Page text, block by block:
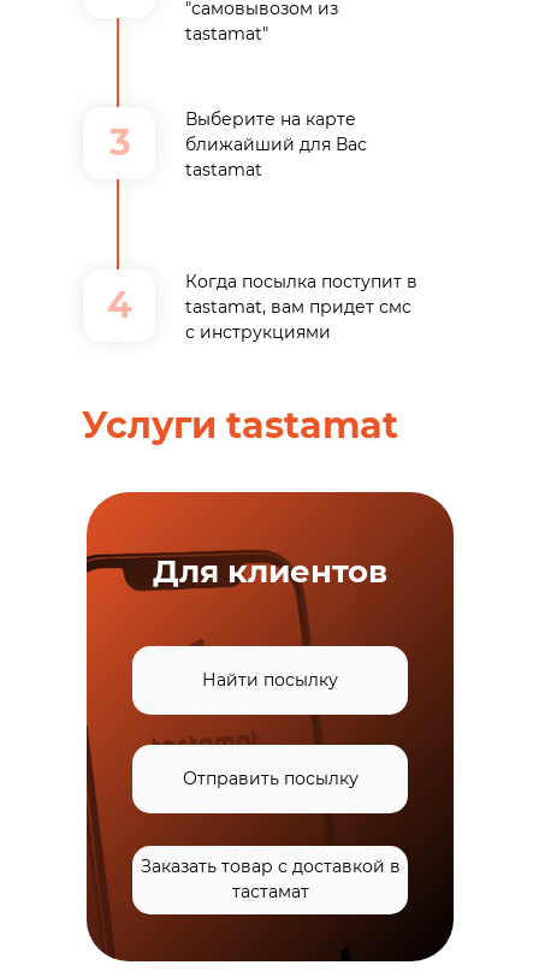
Выберите на карте
ближайший для Вас
tastamat
3
"самовывозом из
tastamat"
Когда посылка поступит в
tastamat, вам придет смс
с инструкциями
4
При оформлении заказа
в Aliexpress впишите
Скопируйте 6-значный
индекс терминала
tastamat
Найдите на карте
Когда посылка поступит в
tastamat, вам придет смс
4
Услуги tastamat
Найти посылку
Отправить посылку
Для клиентов
Заказать товар с доставкой в
тастамат